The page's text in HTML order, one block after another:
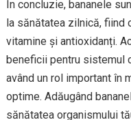
În concluzie, bananele
la sănătatea zilnică, fiind
vitamine și antioxidanți.
beneficii pentru sistemul
având un rol important în
optime. Adăugând
sănătatea organismului